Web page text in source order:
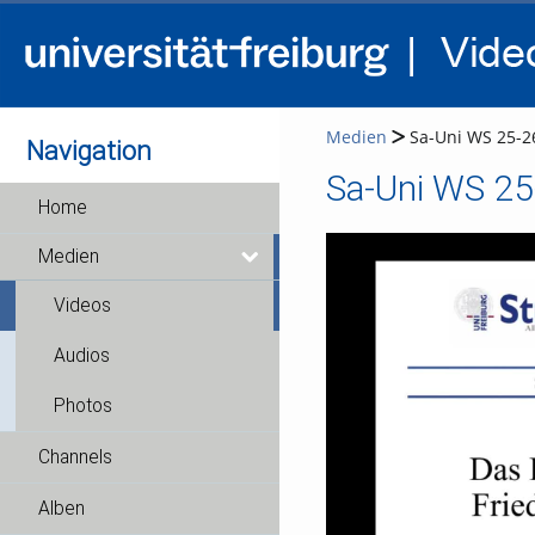
Navigation
Home
Medien
Videos
Audios
Photos
Channels
Alben
Medien Sa-Uni WS 25-
Sa-Uni WS